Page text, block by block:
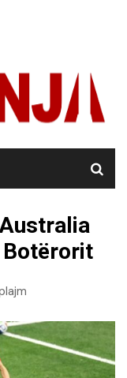
Botërorit